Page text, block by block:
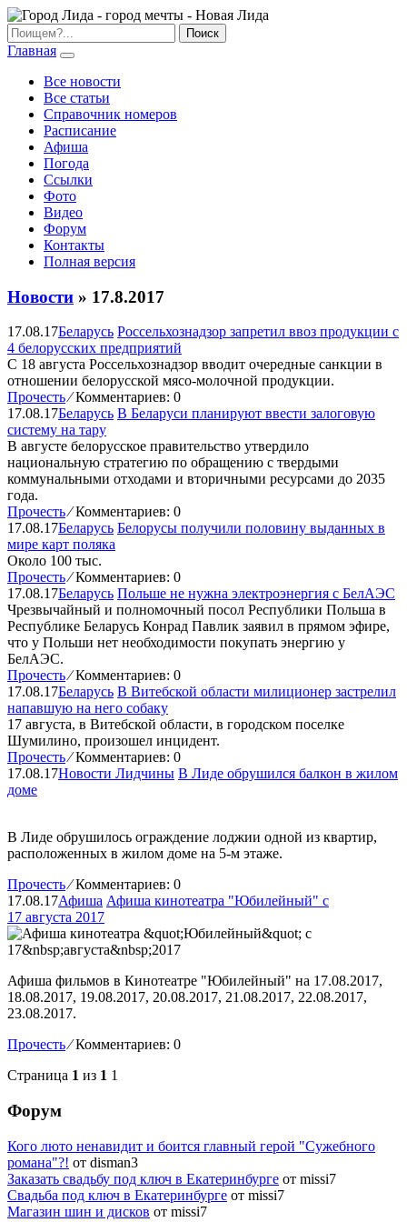
Главная
Все новости
Все статьи
Справочник номеров
Расписание
Афиша
Погода
Ссылки
Фото
Видео
Форум
Контакты
Полная версия
Новости » 17.8.2017
17.08.17Беларусь Россельхознадзор запретил ввоз продукции с
4 белорусских предприятий
С 18 августа Россельхознадзор вводит очередные санкции в
отношении белорусской мясо-молочной продукции.
Прочесть ⁄Комментариев: 0
17.08.17Беларусь В Беларуси планируют ввести залоговую
систему на тару
В августе белорусское правительство утвердило
национальную стратегию по обращению с твердыми
коммунальными отходами и вторичными ресурсами до 2035
года.
Прочесть ⁄Комментариев: 0
17.08.17Беларусь Белорусы получили половину выданных в
мире карт поляка
Около 100 тыс.
Прочесть ⁄Комментариев: 0
17.08.17Беларусь Польше не нужна электроэнергия с БелАЭС
Чрезвычайный и полномочный посол Республики Польша в
Республике Беларусь Конрад Павлик заявил в прямом эфире,
что у Польши нет необходимости покупать энергию у
БелАЭС.
Прочесть ⁄Комментариев: 0
17.08.17Беларусь В Витебской области милиционер застрелил
напавшую на него собаку
17 августа, в Витебской области, в городском поселке
Шумилино, произошел инцидент.
Прочесть ⁄Комментариев: 0
17.08.17Новости Лидчины В Лиде обрушился балкон в жилом
доме
В Лиде обрушилось ограждение лоджии одной из квартир,
расположенных в жилом доме на 5-м этаже.
Прочесть ⁄Комментариев: 0
17.08.17Афиша Афиша кинотеатра "Юбилейный" c
17 августа 2017
Афиша фильмов в Кинотеатре "Юбилейный" на 17.08.2017,
18.08.2017, 19.08.2017, 20.08.2017, 21.08.2017, 22.08.2017,
23.08.2017.
Прочесть ⁄Комментариев: 0
Страница 1 из 1 1
Форум
Кого люто ненавидит и боится главный герой "Сужебного
романа"?! от disman3
Заказать свадьбу под ключ в Екатеринбурге от missi7
Cвадьба под ключ в Екатеринбурге от missi7
Магазин шин и дисков от missi7